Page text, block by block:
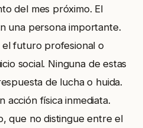
del mes próximo. El
una persona importante.
futuro profesional o
social. Ninguna de estas
de lucha o huida.
acción física inmediata.
que no distingue entre el